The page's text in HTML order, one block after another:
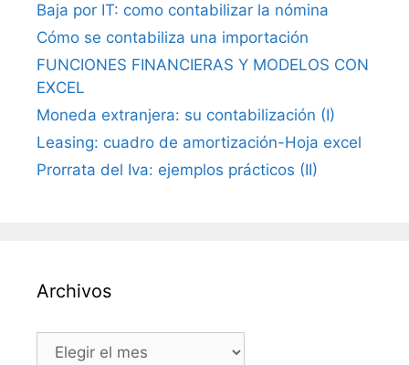
Baja por IT: como contabilizar la nómina
Cómo se contabiliza una importación
FUNCIONES FINANCIERAS Y MODELOS CON
EXCEL
Moneda extranjera: su contabilización (I)
Leasing: cuadro de amortización-Hoja excel
Prorrata del Iva: ejemplos prácticos (II)
Archivos
Archivos